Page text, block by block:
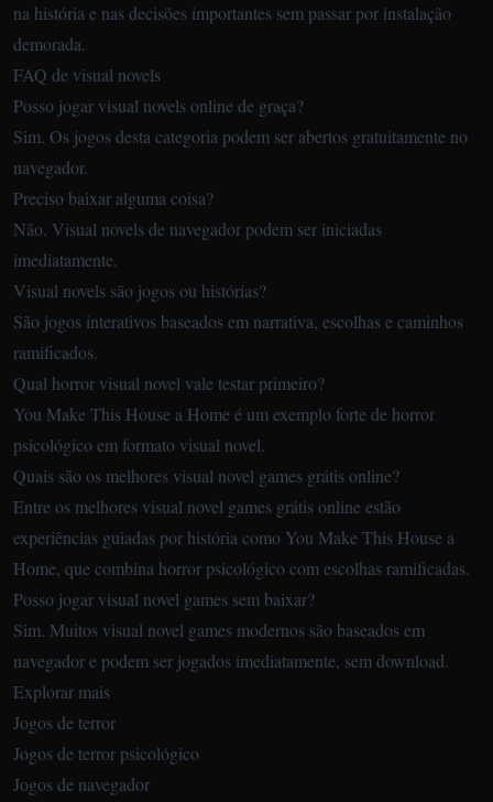
na história e nas decisões importantes sem passar por instalação
demorada.
FAQ de visual novels
Posso jogar visual novels online de graça?
Sim. Os jogos desta categoria podem ser abertos gratuitamente no
navegador.
Preciso baixar alguma coisa?
Não. Visual novels de navegador podem ser iniciadas
imediatamente.
Visual novels são jogos ou histórias?
São jogos interativos baseados em narrativa, escolhas e caminhos
ramificados.
Qual horror visual novel vale testar primeiro?
You Make This House a Home é um exemplo forte de horror
psicológico em formato visual novel.
Quais são os melhores visual novel games grátis online?
Entre os melhores visual novel games grátis online estão
experiências guiadas por história como You Make This House a
Home, que combina horror psicológico com escolhas ramificadas.
Posso jogar visual novel games sem baixar?
Sim. Muitos visual novel games modernos são baseados em
navegador e podem ser jogados imediatamente, sem download.
Explorar mais
Jogos de terror
Jogos de terror psicológico
Jogos de navegador